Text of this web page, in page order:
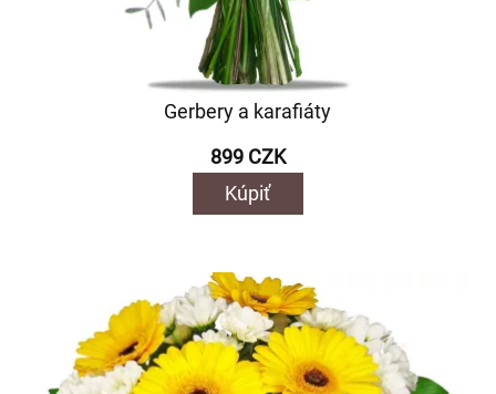
Gerbery a karafiáty
899 CZK
Kúpiť